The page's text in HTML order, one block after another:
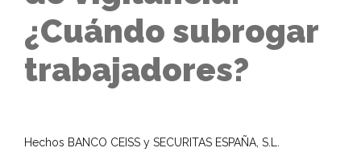
¿Cuándo subrogar
trabajadores?
Hechos BANCO CEISS y SECURITAS ESPAÑA, S.L.